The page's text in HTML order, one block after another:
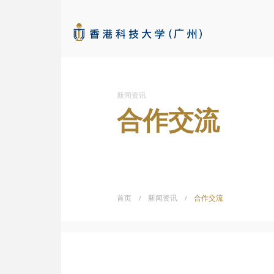
新闻资讯
合作交流
首页 / 新闻资讯 / 合作交流